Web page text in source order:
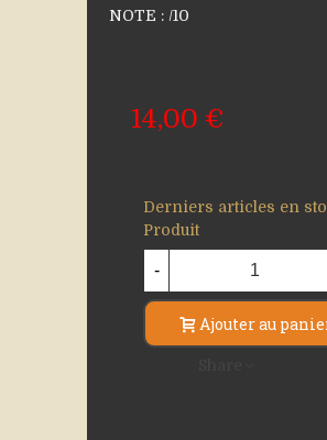
NOTE : /10
14,00 €
Derniers articles en
Produit
-
Ajouter au